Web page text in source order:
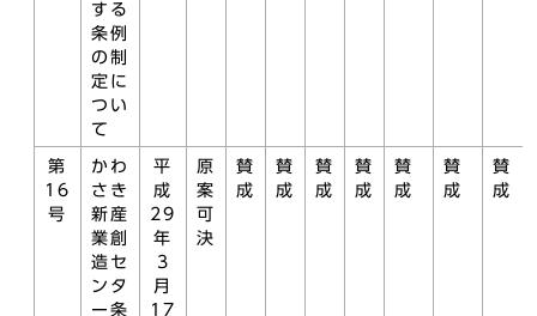
する
条例
の制
定に
つい
て
第
16
号
かわ
さき
新産
業創
造セ
ンタ
ー条
平
成
29
年
3
月
17
原
案
可
決
賛
成
賛
成
賛
成
賛
成
賛
成
賛
成
賛
成